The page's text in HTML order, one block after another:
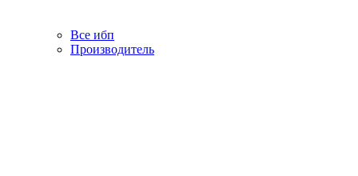
Все ибп
Производитель